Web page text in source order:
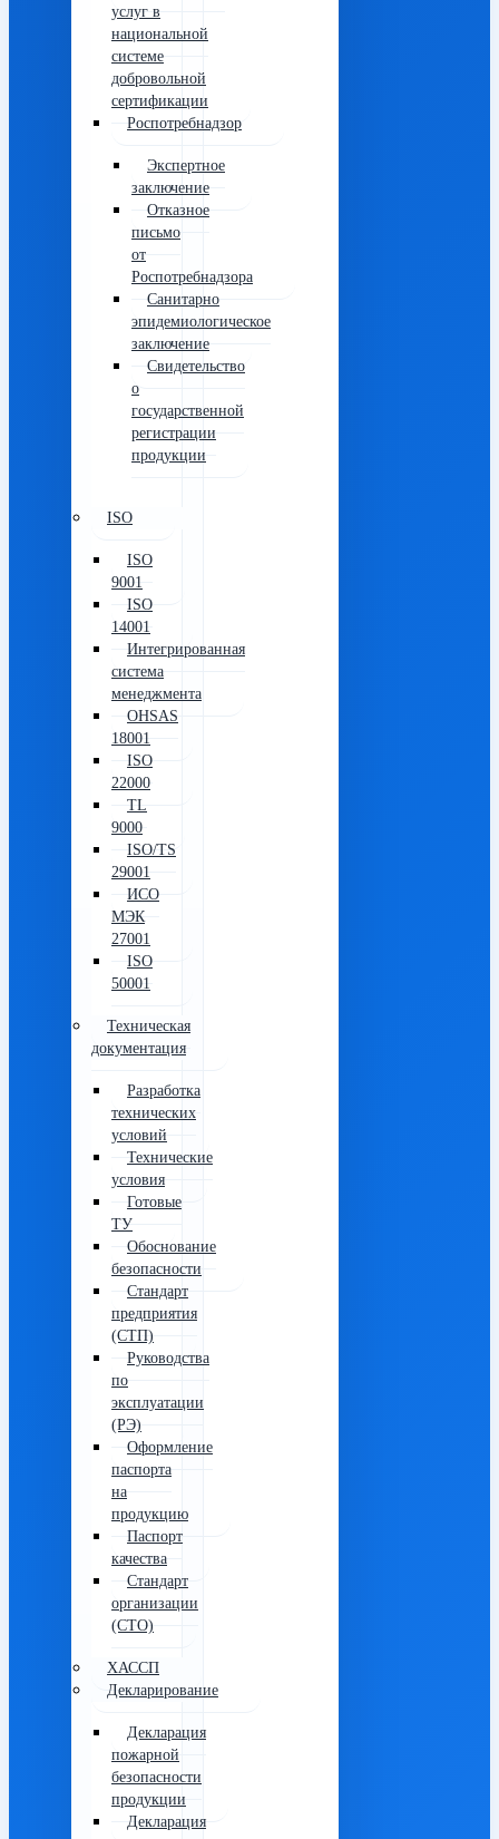
услуг в
национальной
системе
добровольной
сертификации
Роспотребнадзор
Экспертное
заключение
Отказное
письмо
от
Роспотребнадзора
Санитарно
эпидемиологическое
заключение
Свидетельство
о
государственной
регистрации
продукции
ISO
ISO
9001
ISO
14001
Интегрированная
система
менеджмента
OHSAS
18001
ISO
22000
TL
9000
ISO/TS
29001
ИСО
МЭК
27001
ISO
50001
Техническая
документация
Разработка
технических
условий
Технические
условия
Готовые
ТУ
Обоснование
безопасности
Стандарт
предприятия
(СТП)
Руководства
по
эксплуатации
(РЭ)
Оформление
паспорта
на
продукцию
Паспорт
качества
Стандарт
организации
(СТО)
ХАССП
Декларирование
Декларация
пожарной
безопасности
продукции
Декларация